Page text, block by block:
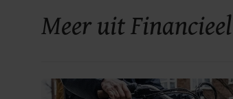
Meer uit Financieel